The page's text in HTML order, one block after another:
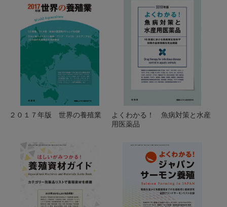
２０１７年版 世界の養殖業
よくわかる！ 魚病対策と水産
用医薬品